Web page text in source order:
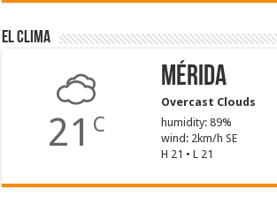
El Clima
21 C
Mérida
Overcast Clouds
humidity: 89%
wind: 2km/h SE
H 21 • L 21